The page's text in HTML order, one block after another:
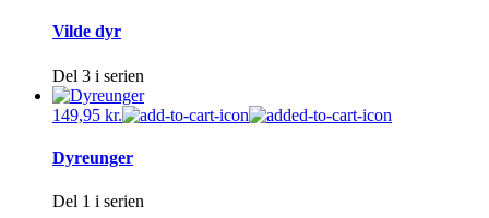
Vilde dyr
Del 3 i serien
149,95 kr.
Dyreunger
Del 1 i serien